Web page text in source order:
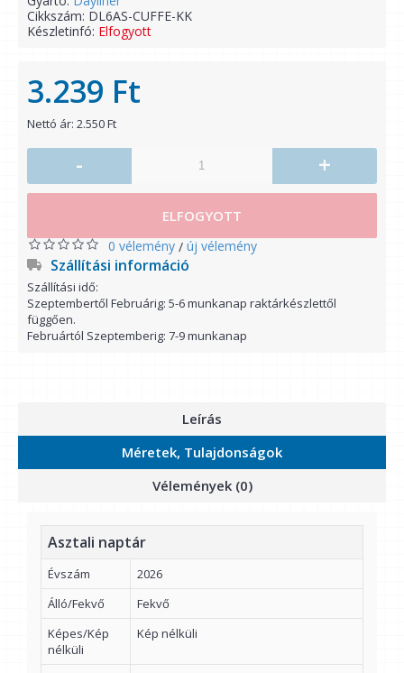
Cikkszám: DL6AS-CUFFE-KK
Készletinfó: Elfogyott
3.239 Ft
Nettó ár: 2.550 Ft
- +
ELFOGYOTT
0 vélemény / új vélemény
Szállítási információ
Szállítási idő:
Szeptembertől Februárig: 5-6 munkanap raktárkészlettől
függően.
Februártól Szeptemberig: 7-9 munkanap
Leírás
Méretek, Tulajdonságok
Vélemények (0)
Asztali naptár
Évszám
2026
Álló/Fekvő
Fekvő
Képes/Kép
nélküli
Kép nélküli